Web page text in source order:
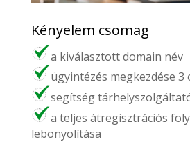
Kényelem csomag
a kiválasztott domain név
ügyintézés megkezdése 3
segítség
a teljes átregisztrációs
lebonyolítása